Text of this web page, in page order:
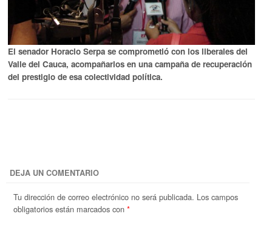
El senador Horacio Serpa se comprometió con los liberales del
Valle del Cauca, acompañarlos en una campaña de recuperación
del prestigio de esa colectividad política.
DEJA UN COMENTARIO
Tu dirección de correo electrónico no será publicada. Los campos
obligatorios están marcados con*